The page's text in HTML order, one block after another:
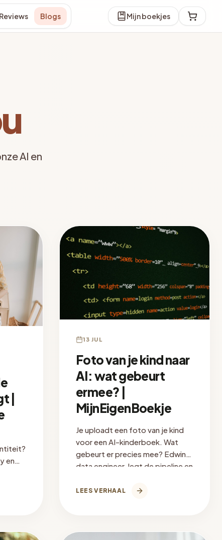
Reviews Blogs Mijn boekjes
AI en
|
en
13 JUL
Foto van je kind naar
AI: wat gebeurt
ermee? |
MijnEigenBoekje
Je uploadt een foto van je kind
voor een AI-kinderboek. Wat
gebeurt er precies mee? Edwin,
data engineer, legt de pipeline en
LEES VERHAAL